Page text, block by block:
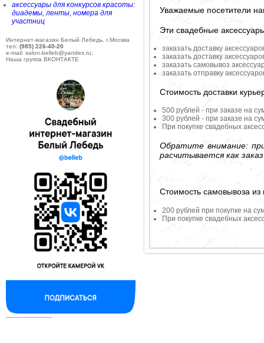
аксессуары для конкурсов красоты:
диадемы, ленты, номера для
участниц
Интернет-магазин Белый Лебедь, г.Москва
тел: (985) 226-40-20
e-mail: salon-belleb@yandex.ru;
Наша группа ВКОНТАКТЕ
--------------------------
Уважаемые посетители
Эти свадебные
заказать доставку
заказать доставку
заказать самовывоз
заказать отправку
Стоимость доставки
500 рублей - при заказе на
300 рублей - при заказе на
При покупке свадебных
Обратите внимание:
расчитывается как
Стоимость самовывоза из
200 рублей при покупке на
При покупке свадебных